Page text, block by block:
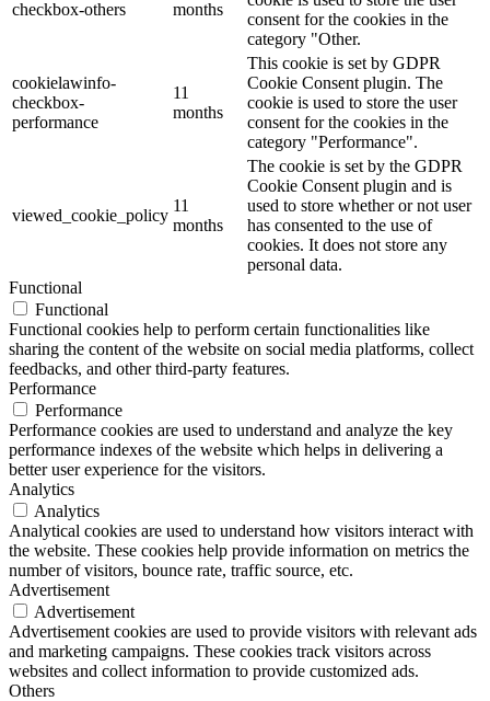
checkbox-others
months
consent for the cookies in the
category "Other.
cookielawinfo-
checkbox-
performance
11
months
This cookie is set by GDPR
Cookie Consent plugin. The
cookie is used to store the user
consent for the cookies in the
category "Performance".
viewed_cookie_policy
11
months
The cookie is set by the GDPR
Cookie Consent plugin and is
used to store whether or not user
has consented to the use of
cookies. It does not store any
personal data.
Functional
Functional
Functional cookies help to perform certain functionalities like
sharing the content of the website on social media platforms, collect
feedbacks, and other third-party features.
Performance
Performance
Performance cookies are used to understand and analyze the key
performance indexes of the website which helps in delivering a
better user experience for the visitors.
Analytics
Analytics
Analytical cookies are used to understand how visitors interact with
the website. These cookies help provide information on metrics the
number of visitors, bounce rate, traffic source, etc.
Advertisement
Advertisement
Advertisement cookies are used to provide visitors with relevant ads
and marketing campaigns. These cookies track visitors across
websites and collect information to provide customized ads.
Others